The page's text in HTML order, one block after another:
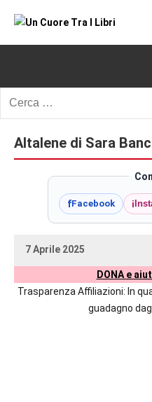
Un
Tra
I
Libri
romance
e
non
solo.
Recensioni,
anteprime,
prossime
editoriali
maggiori
Altalene di Sara
fFacebook i
7 Aprile 2025
uctil_user
Nessun
DONA e
Trasparenza Affiliazioni: In
guadagno